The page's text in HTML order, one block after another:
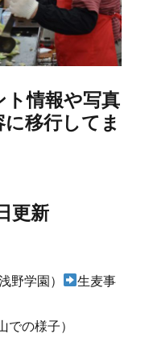
情報や写真
移行してま
更新
野学園）
生麦事
の様子）